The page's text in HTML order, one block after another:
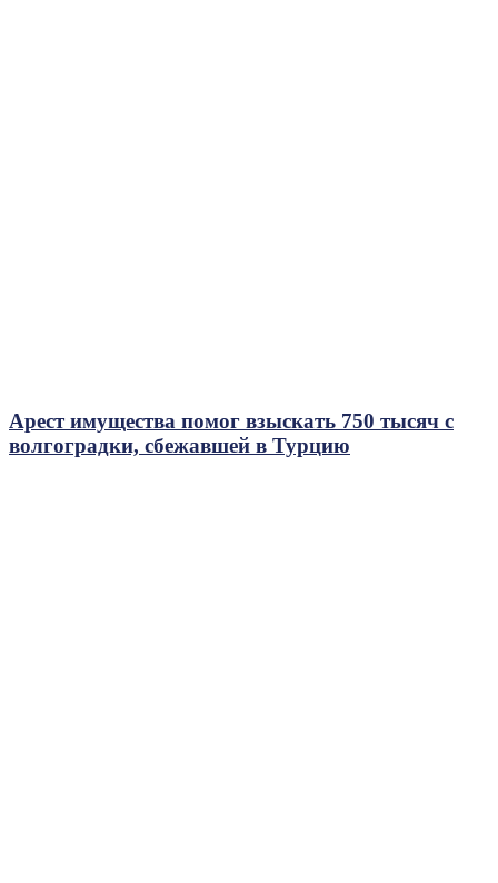
Арест имущества помог взыскать 750 тысяч с
волгоградки, сбежавшей в Турцию